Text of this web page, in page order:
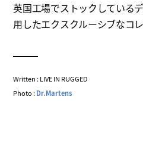
英国工場でストックしている
用したエクスクルーシブなコ
Written : LIVE IN RUGGED
Photo :Dr.Martens